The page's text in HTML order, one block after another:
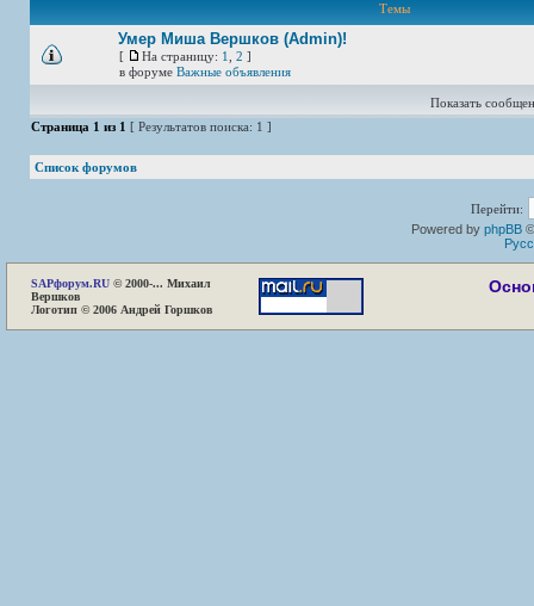
Темы
Умер Миша Вершков (Admin)!
[ На страницу: 1 2 ]
в форуме Важные объявления
Показать
Страница 1 из 1 [ Результатов поиска: 1 ]
Список форумов
Перейти:
Powered by phpBB
SAPфорум.RU © 2000-... Михаил
Вершков
Логотип © 2006 Андрей Горшков